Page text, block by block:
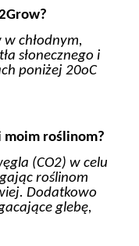
chłodnym,
słonecznego i
poniżej 20oC
moim roślinom?
(CO2) w celu
roślinom
Dodatkowo
glebę,